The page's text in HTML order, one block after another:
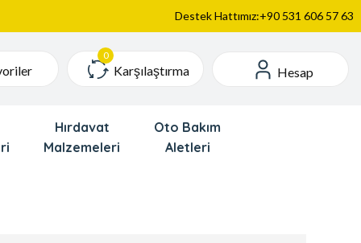
Destek Hattımız:+90 531 606 57 63
Karşılaştırma Hesap
Hırdavat
Malzemeleri
Oto Bakım
Aletleri